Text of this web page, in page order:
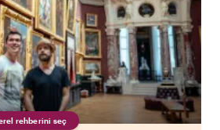
rehberini seç